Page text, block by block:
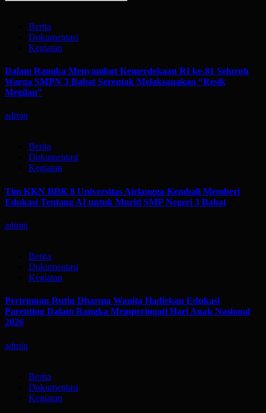
Berita
Dokumentasi
Kegiatan
Dalam Rangka Menyambut Kemerdekaan RI ke-81 Seluruh
Warga SMPN 3 Babat Serentak Melaksanakan “Resik
Megilan”
admin
Berita
Dokumentasi
Kegiatan
Tim KKN BBK 8 Universitas Airlangga Kembali Memberi
Edukasi Tentang AI untuk Murid SMP Negeri 3 Babat
admin
Berita
Dokumentasi
Kegiatan
Pertemuan Rutin Dharma Wanita Hadirkan Edukasi
Parenting Dalam Rangka Memperingati Hari Anak Nasional
2026
admin
Berita
Dokumentasi
Kegiatan